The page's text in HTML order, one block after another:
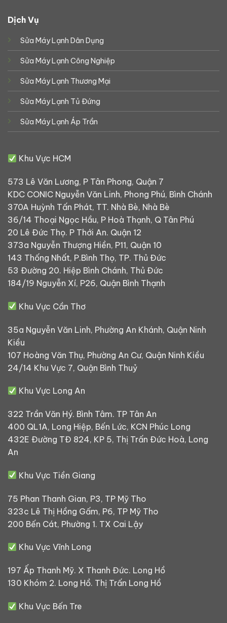
Dịch Vụ
Sửa Máy Lạnh Dân Dụng
Sửa Máy Lạnh Công Nghiệp
Sửa Máy Lạnh Thương Mại
Sửa Máy Lạnh Tủ Đứng
Sửa Máy Lạnh Áp Trần
Khu Vực HCM
573 Lê Văn Lương, P Tân Phong, Quận 7
KDC CONIC Nguyễn Văn Linh, Phong Phú, Bình Chánh
370A Huỳnh Tấn Phát, TT. Nhà Bè, Nhà Bè
36/14 Thoại Ngọc Hầu, P Hoà Thạnh, Q Tân Phú
20 Lê Đức Thọ. P Thới An. Quận 12
373a Nguyễn Thượng Hiền, P11, Quận 10
143 Thống Nhất, P.Bình Thọ, TP. Thủ Đức
53 Đường 20. Hiệp Bình Chánh, Thủ Đức
184/19 Nguyễn Xí, P26, Quận Bình Thạnh
Khu Vực Cần Thơ
35a Nguyễn Văn Linh, Phường An Khánh, Quận Ninh
Kiều
107 Hoàng Văn Thụ, Phường An Cư, Quận Ninh Kiều
24/14 Khu Vực 7, Quận Bình Thuỷ
Khu Vực Long An
322 Trần Văn Hý. Bình Tâm. TP Tân An
400 QL1A, Long Hiệp, Bến Lức, KCN Phúc Long
432E Đường TĐ 824, KP 5, Thị Trấn Đức Hoà, Long
An
Khu Vực Tiền Giang
75 Phan Thanh Gian, P3, TP Mỹ Tho
323c Lê Thị Hồng Gấm, P6, TP Mỹ Tho
200 Bến Cát, Phường 1. TX Cai Lậy
Khu Vực Vĩnh Long
197 Ấp Thanh Mỹ. X Thanh Đức. Long Hồ
130 Khóm 2. Long Hồ. Thị Trấn Long Hồ
Khu Vực Bến Tre